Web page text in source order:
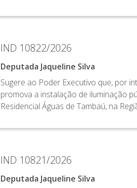
IND 10822/2026
Deputada Jaqueline Silva
Sugere ao Poder Executivo que, por
promova a instalação de iluminação
Residencial Águas de Tambaú, na
IND 10821/2026
Deputada Jaqueline Silva